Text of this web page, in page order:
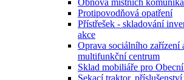
Obnova místních
Protipovodňová opatření
Přístřešek - skladování
akce
Oprava sociálního zařízení
multifunkční centrum
Sklad mobiliáře pro
Sekací traktor, příslušenství